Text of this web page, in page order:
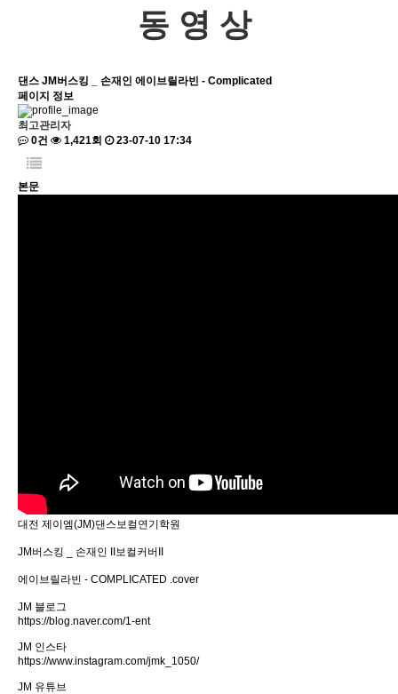
동영상
댄스 JM버스킹 _ 손재인 에이브릴라빈 - Complicated
페이지 정보
최고관리자
0건
1,421회 23-07-10 17:34
본문
대전 제이엠(JM)댄스보컬연기학원
JM 버스킹 손재인 보컬커버
에이브릴라빈 - COMPLICATED .cover
JM 블로그
https://blog.naver.com/1-ent
JM 인스타
https://www.instagram.com/jmk_1050/
JM 유튜브